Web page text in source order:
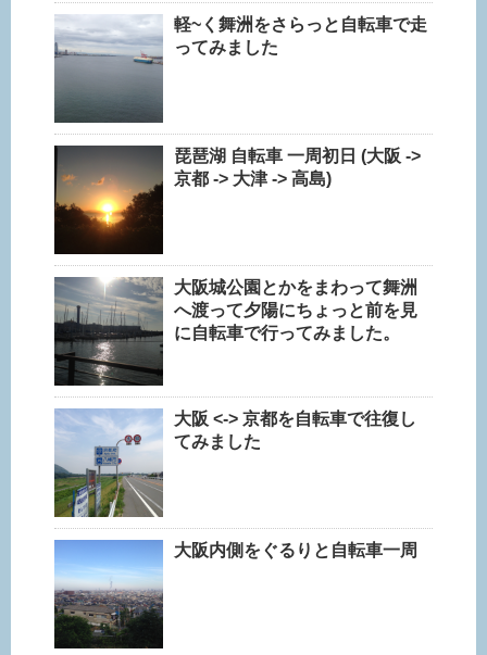
軽~く舞洲をさらっと自転車で走
ってみました
琵琶湖 自転車 一周初日 (大阪 ->
京都 -> 大津 -> 高島)
大阪城公園とかをまわって舞洲
へ渡って夕陽にちょっと前を見
に自転車で行ってみました。
大阪 <-> 京都を自転車で往復し
てみました
大阪内側をぐるりと自転車一周